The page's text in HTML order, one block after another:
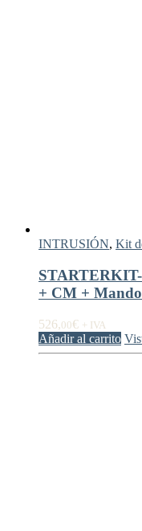
INTRUSIÓN, Kit
+ CM +
526,00€ + IVA
Añadir al carrito